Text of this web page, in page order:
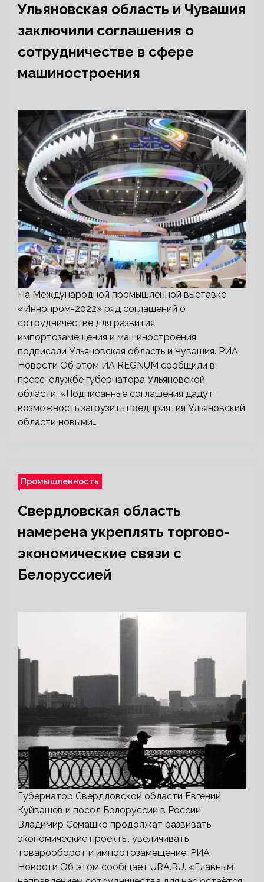
Ульяновская область и Чувашия
заключили соглашения о
сотрудничестве в сфере
машиностроения
На Международной промышленной выставке
«Иннопром-2022» ряд соглашений о
сотрудничестве для развития
импортозамещения и машиностроения
подписали Ульяновская область и Чувашия. РИА
Новости Об этом ИА REGNUM сообщили в
пресс-службе губернатора Ульяновской
области. «Подписанные соглашения дадут
возможность загрузить предприятия Ульяновский
области новыми…
Промышленность
Свердловская область
намерена укреплять торгово-
экономические связи с
Белоруссией
Губернатор Свердловской области Евгений
Куйвашев и посол Белоруссии в России
Владимир Семашко продолжат развивать
экономические проекты, увеличивать
товарооборот и импортозамещение. РИА
Новости Об этом сообщает URA.RU. «Главным